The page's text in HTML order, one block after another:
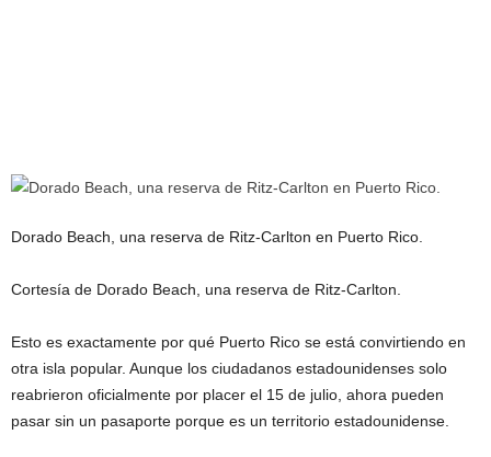
Dorado Beach, una reserva de Ritz-Carlton en Puerto Rico.
Cortesía de Dorado Beach, una reserva de Ritz-Carlton.
Esto es exactamente por qué Puerto Rico se está convirtiendo en
otra isla popular. Aunque los ciudadanos estadounidenses solo
reabrieron oficialmente por placer el 15 de julio, ahora pueden
pasar sin un pasaporte porque es un territorio estadounidense.